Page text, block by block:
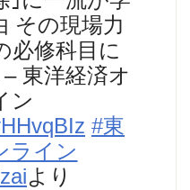
その現場力
必修科目に
東洋経済オ
ン
#東
ライン
より